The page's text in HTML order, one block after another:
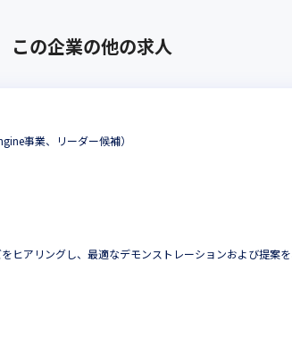
この企業の他の求人
事業、リーダー候補）
ヒアリングし、最適なデモンストレーションおよび提案